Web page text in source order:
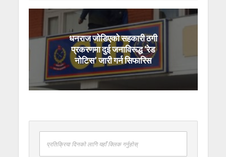
धनराज जोडिएको सहकारी ठगी
प्रकरणमा दुई जनाविरूद्ध ‘रेड
नोटिस’ जारी गर्न सिफारिस
प्रतिक्रिया दिनको लागि यहाँ क्लिक गर्नुहोस्